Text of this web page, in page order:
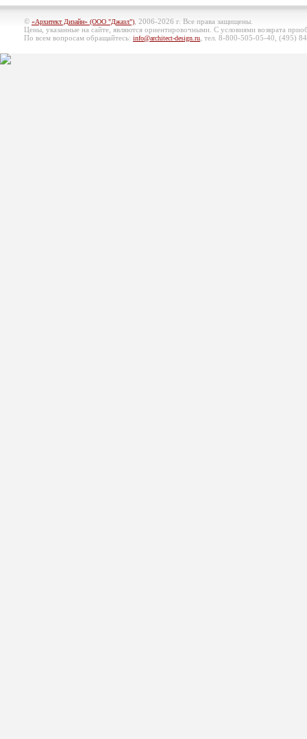
© «Архитект Дизайн» (ООО "Джазл") , 2006-2026 г. Все права защищены.
Цены, указанные на сайте, являются ориентировочными. С условиями возврата
По всем вопросам обращайтесь: info@architect-design.ru , тел. 8-800-505-05-40, (495)